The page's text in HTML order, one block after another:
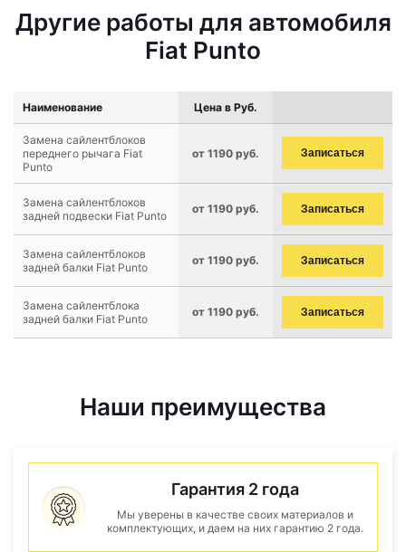
Другие работы для автомобиля
Fiat Punto
Наименование Цена в Руб.
Замена сайлентблоков
переднего рычага Fiat
Punto
от 1190 руб. Записаться
Замена сайлентблоков
задней подвески Fiat Punto
от 1190 руб. Записаться
Замена сайлентблоков
задней балки Fiat Punto
от 1190 руб. Записаться
Замена сайлентблока
задней балки Fiat Punto
от 1190 руб. Записаться
Наши преимущества
Гарантия 2 года
Мы уверены в качестве своих материалов и
комплектующих, и даем на них гарантию 2 года.